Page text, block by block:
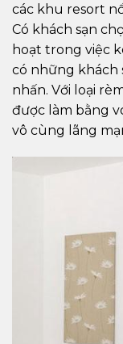
các khu resort
Có khách sạn
hoạt trong việc
có những khách
nhấn. Với loại
được làm bằng
vô cùng lãng